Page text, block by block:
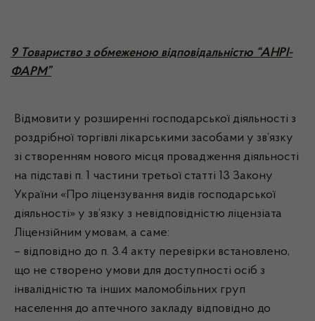
9 Товариство з обмеженою відповідальністю “АНРІ-
ФАРМ”
Відмовити у розширенні господарської діяльності з
роздрібної торгівлі лікарськими засобами у зв’язку
зі створенням нового місця провадження діяльності
на підставі п. 1 частини третьої статті 13 Закону
України «Про ліцензування видів господарської
діяльності» у зв’язку з невідповідністю ліцензіата
Ліцензійним умовам, а саме:
– відповідно до п. 3.4 акту перевірки встановлено,
що не створено умови для доступності осіб з
інвалідністю та інших маломобільних груп
населення до аптечного закладу відповідно до